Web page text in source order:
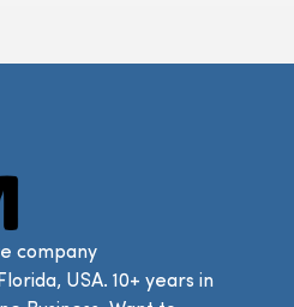
company
USA. 10+ years in